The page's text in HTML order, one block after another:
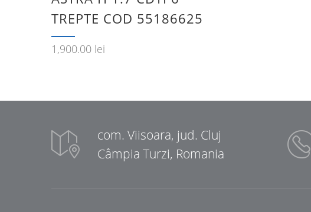
TREPTE COD 55186625
1,900.00 lei
com. Viisoara, jud. Cluj
Câmpia Turzi, Romania